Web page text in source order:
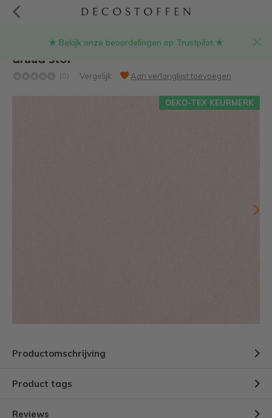
★ Bekijk onze beoordelingen op Trustpilot ★
Peach linnenlook stof met gouden lurex
draad stof
(0) Vergelijk Aan verlanglijst toevoegen
OEKO-TEX KEURMERK
Productomschrijving
Product tags
Reviews